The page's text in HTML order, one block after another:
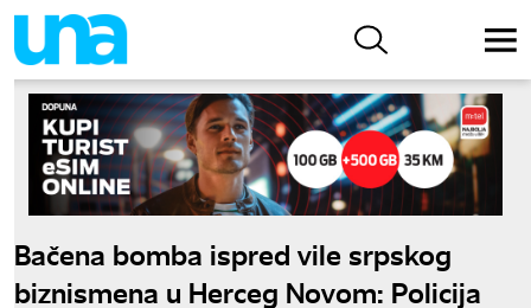
Bačena bomba ispred vile srpskog
biznismena u Herceg Novom: Policija